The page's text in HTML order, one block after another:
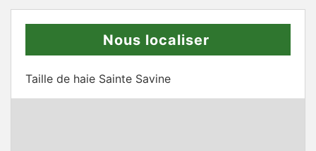
Nous localiser
Taille de haie Sainte Savine